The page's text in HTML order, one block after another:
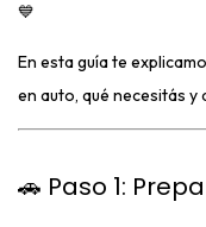
💙
En esta guía te
en auto, qué necesitás
🚗 Paso 1: